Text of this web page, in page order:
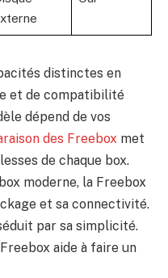
distinctes en
et de compatibilité
dépend de vos
des Freebox met
de chaque box.
moderne, la Freebox
et sa connectivité.
par sa simplicité.
aide à faire un